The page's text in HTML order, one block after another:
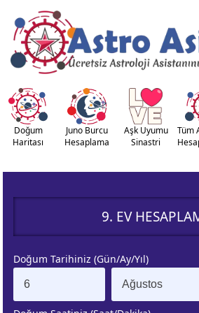
KUZEY AY
DÜĞÜMÜ
Doğum
Haritası
Juno Burcu
Hesaplama
Aşk Uyumu
Sinastri
Tüm
9. EV
Doğum Tarihiniz (Gün/Ay/Yıl)